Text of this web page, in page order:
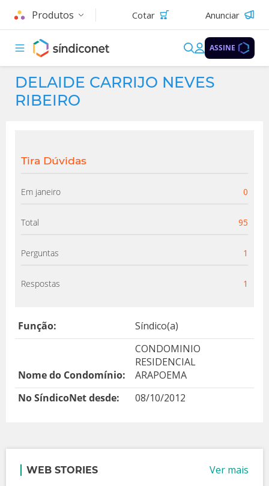
Produtos Cotar Anunciar
ASSINE
DELAIDE CARRIJO NEVES
RIBEIRO
Tira Dúvidas
Em janeiro 0
Total 95
Perguntas 1
Respostas 1
Função: Síndico(a)
Nome do Condomínio:
CONDOMINIO
RESIDENCIAL
ARAPOEMA
No SíndicoNet desde:
08/10/2012
WEB STORIES Ver mais